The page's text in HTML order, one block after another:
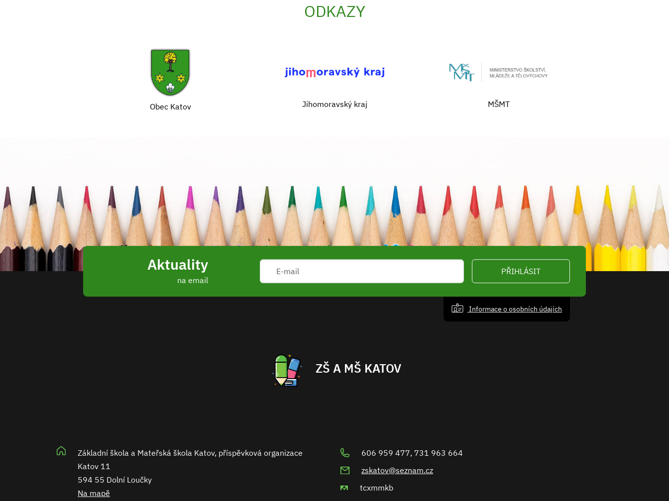
ODKAZY
Obec Katov Jihomoravský kraj MŠMT
Aktuality
na email
PŘIHLÁSIT
Informace o osobních údajích
ZŠ A MŠ KATOV
Základní škola a Mateřská škola Katov, příspěvková organizace
Katov 11
594 55 Dolní Loučky
Na mapě
606 959 477, 731 963 664
zskatov@seznam.cz
tcxmmkb